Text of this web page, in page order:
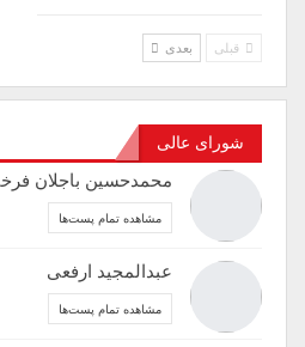
قبلی بعدی
شورای عالی
محمدحسین باجلان فرخی
مشاهده تمام پست‌ها
عبدالمجید ارفعی
مشاهده تمام پست‌ها